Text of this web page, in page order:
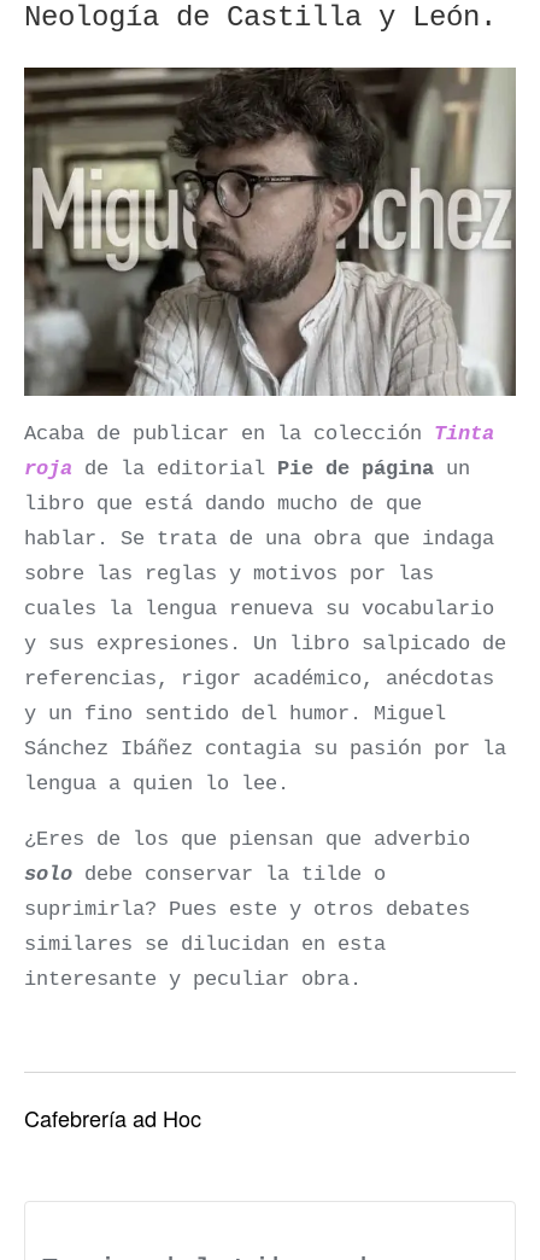
Neología de Castilla y León.
Acaba de publicar en la colección Tinta
roja de la editorial Pie de página un
libro que está dando mucho de que
hablar. Se trata de una obra que indaga
sobre las reglas y motivos por las
cuales la lengua renueva su vocabulario
y sus expresiones. Un libro salpicado de
referencias, rigor académico, anécdotas
y un fino sentido del humor. Miguel
Sánchez Ibáñez contagia su pasión por la
lengua a quien lo lee.
¿Eres de los que piensan que adverbio
solo debe conservar la tilde o
suprimirla? Pues este y otros debates
similares se dilucidan en esta
interesante y peculiar obra.
Cafebrería ad Hoc